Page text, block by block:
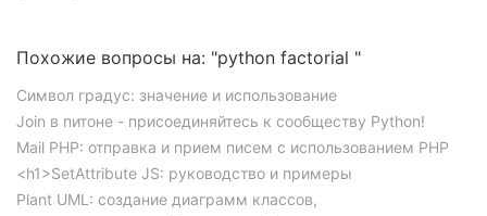
Похожие вопросы на: "python factorial "
Символ градус: значение и использование
Join в питоне - присоединяйтесь к сообществу Python!
Mail PHP: отправка и прием писем с использованием PHP
<h1>SetAttribute JS: руководство и примеры
Plant UML: создание диаграмм классов,